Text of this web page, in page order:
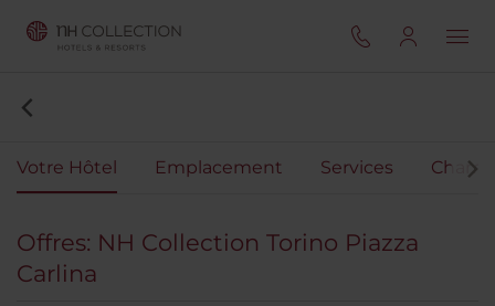
Votre Hôtel Emplacement Services
Offres: NH Collection Torino Piazza
Carlina